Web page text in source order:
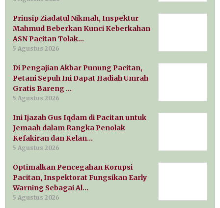
Prinsip Ziadatul Nikmah, Inspektur
Mahmud Beberkan Kunci Keberkahan
ASN Pacitan Tolak…
5 Agustus 2026
Di Pengajian Akbar Punung Pacitan,
Petani Sepuh Ini Dapat Hadiah Umrah
Gratis Bareng …
5 Agustus 2026
Ini Ijazah Gus Iqdam di Pacitan untuk
Jemaah dalam Rangka Penolak
Kefakiran dan Kelan…
5 Agustus 2026
Optimalkan Pencegahan Korupsi
Pacitan, Inspektorat Fungsikan Early
Warning Sebagai Al…
5 Agustus 2026